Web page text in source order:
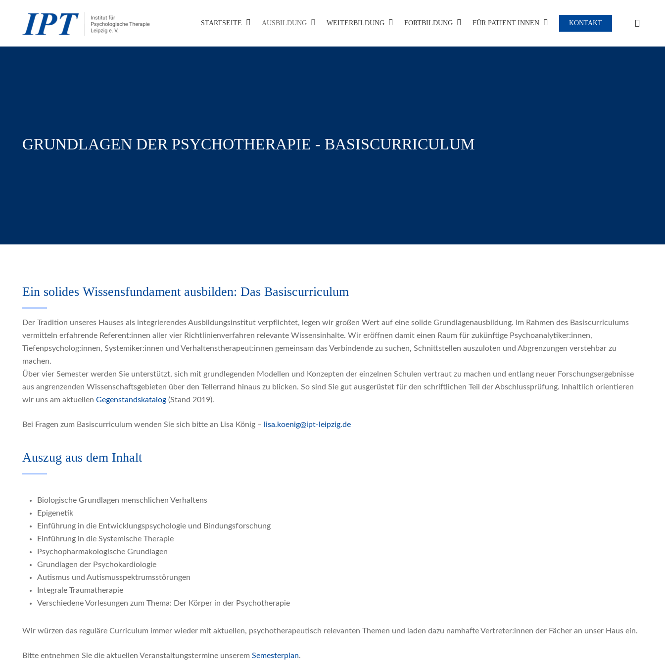
STARTSEITE AUSBILDUNG WEITERBILDUNG FORTBILDUNG FÜR PATIENT:INNEN KONTAKT
Cart
CLOSE
CART
GRUNDLAGEN DER PSYCHOTHERAPIE - BASISCURRICULUM
Ein solides Wissensfundament ausbilden: Das Basiscurriculum
Der Tradition unseres Hauses als integrierendes Ausbildungsinstitut verpflichtet, legen wir großen Wert auf eine solide Grundlagenausbildung. Im Rahmen des Basiscurriculums
vermitteln erfahrende Referent:innen aller vier Richtlinienverfahren relevante Wissensinhalte. Wir eröffnen damit einen Raum für zukünftige Psychoanalytiker:innen,
Tiefenpsycholog:innen, Systemiker:innen und Verhaltenstherapeut:innen gemeinsam das Verbindende zu suchen, Schnittstellen auszuloten und Abgrenzungen verstehbar zu
machen.
Über vier Semester werden Sie unterstützt, sich mit grundlegenden Modellen und Konzepten der einzelnen Schulen vertraut zu machen und entlang neuer Forschungsergebnisse
aus angrenzenden Wissenschaftsgebieten über den Tellerrand hinaus zu blicken. So sind Sie gut ausgerüstet für den schriftlichen Teil der Abschlussprüfung. Inhaltlich orientieren
wir uns am aktuellenGegenstandskatalog (Stand 2019).
Bei Fragen zum Basiscurriculum wenden Sie sich bitte an Lisa König – lisa.koenig@ipt-leipzig.de
Auszug aus dem Inhalt
Biologische Grundlagen menschlichen Verhaltens
Epigenetik
Einführung in die Entwicklungspsychologie und Bindungsforschung
Einführung in die Systemische Therapie
Psychopharmakologische Grundlagen
Grundlagen der Psychokardiologie
Autismus und Autismusspektrumsstörungen
Integrale Traumatherapie
Verschiedene Vorlesungen zum Thema: Der Körper in der Psychotherapie
Wir würzen das reguläre Curriculum immer wieder mit aktuellen, psychotherapeutisch relevanten Themen und laden dazu namhafte Vertreter:innen der Fächer an unser Haus ein.
Bitte entnehmen Sie die aktuellen Veranstaltungstermine unseremSemesterplan.